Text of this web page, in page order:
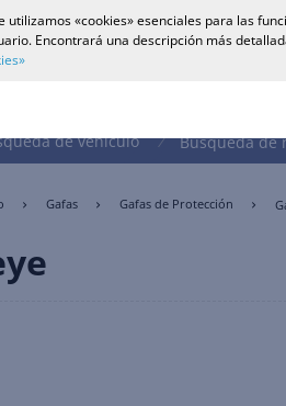
de vehículo Búsqueda de
Gafas Gafas de Protección
utilizamos «cookies» esenciales para las
Encontrará una descripción más